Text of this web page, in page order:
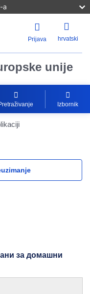
a
Prijava hrvatski
unije
Izbornik
Portlet
за домашни